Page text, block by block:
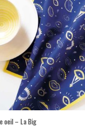
oeil – La Big